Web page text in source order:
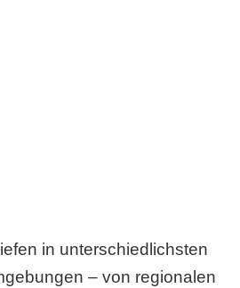
in unterschiedlichsten
– von regionalen